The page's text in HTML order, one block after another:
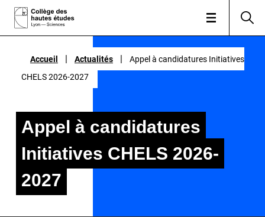
Accueil | Actualités |
Appel à candidatures Initiatives
CHELS 2026-2027
Accueil | Actualités |
Appel à candidatures Initiatives
CHELS 2026-2027
Appel à candidatures
Initiatives CHELS 2026-
2027